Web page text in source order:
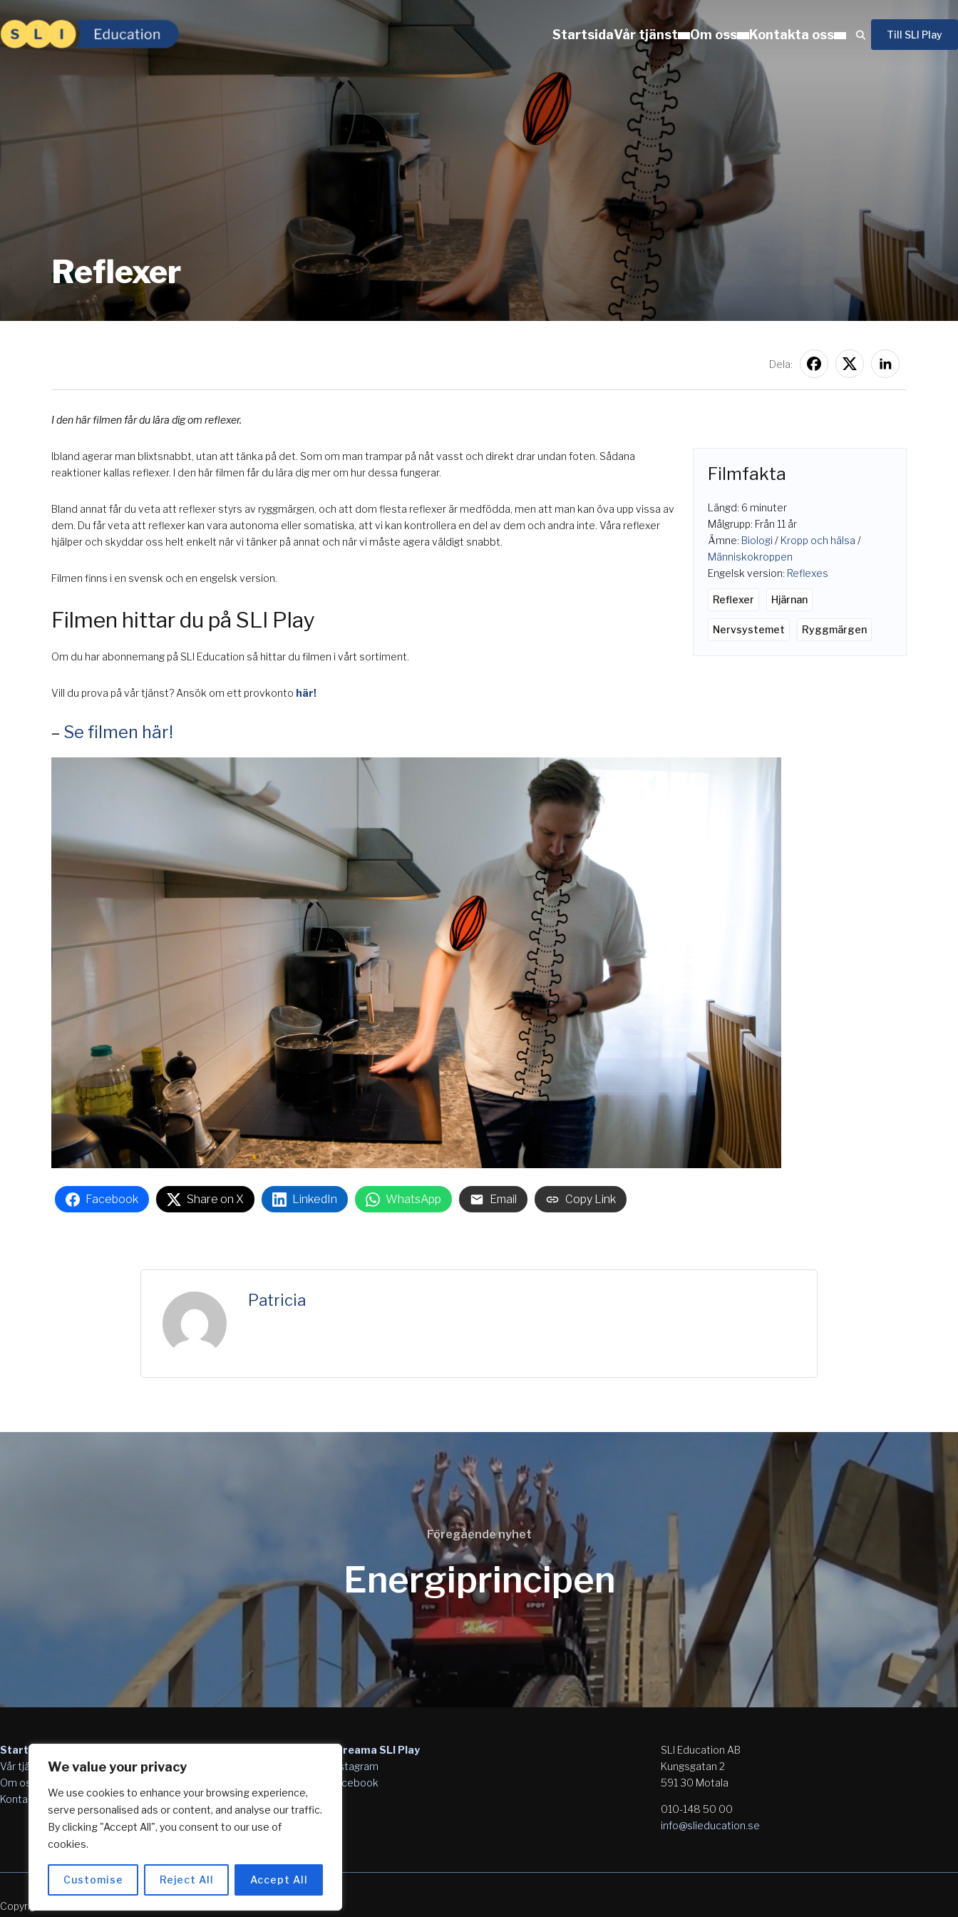
We value your privacy
We use cookies to enhance your browsing experience,
serve personalised ads or content, and analyse our traffic.
By clicking "Accept All", you consent to our use of
cookies.
Customise Reject All Accept All
StartsidaVår tjänst Om oss Kontakta oss Till SLI Play
Reflexer
Dela:
I den här filmen får du lära dig om reflexer.
Filmfakta
Längd: 6 minuter
Målgrupp: Från 11 år
Ämne: Biologi / Kropp och hälsa /
Människokroppen
Engelsk version: Reflexes
Reflexer Hjärnan
Nervsystemet Ryggmärgen
Ibland agerar man blixtsnabbt, utan att tänka på det. Som om man trampar på nåt vasst och direkt drar undan foten. Sådana
reaktioner kallas reflexer. I den här filmen får du lära dig mer om hur dessa fungerar.
Bland annat får du veta att reflexer styrs av ryggmärgen, och att dom flesta reflexer är medfödda, men att man kan öva upp vissa av
dem. Du får veta att reflexer kan vara autonoma eller somatiska, att vi kan kontrollera en del av dem och andra inte. Våra reflexer
hjälper och skyddar oss helt enkelt när vi tänker på annat och när vi måste agera väldigt snabbt.
Filmen finns i en svensk och en engelsk version.
Filmen hittar du på SLI Play
Om du har abonnemang på SLI Education så hittar du filmen i vårt sortiment.
Vill du prova på vår tjänst? Ansök om ett provkonto här!
– Se filmen här!
Facebook Share on X LinkedIn WhatsApp Email Copy Link
Patricia
Föregående nyhet
Energiprincipen
Startsida
Vår tjänst
Om oss
Kontakta oss
Streama SLI Play
Instagram
Facebook
SLI Education AB
Kungsgatan 2
591 30 Motala
010-148 50 00
info@slieducation.se
Copyright © 2026 SLI Education